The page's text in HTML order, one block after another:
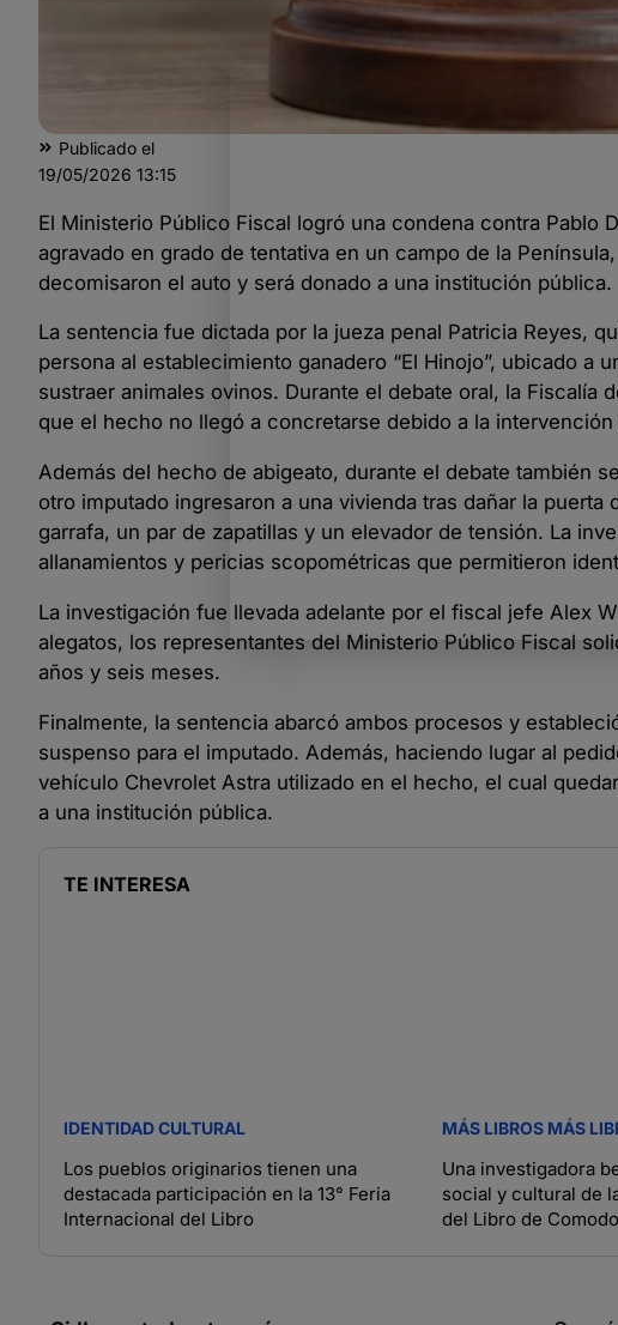
Publicado el
19/05/2026 13:15
El Ministerio Público Fiscal logró una condena contra Pablo
agravado en grado de tentativa en un campo de la
decomisaron el auto y será donado a una institución pública.
La sentencia fue dictada por la jueza penal Patricia Reyes,
persona al establecimiento ganadero “El Hinojo”, ubicado
sustraer animales ovinos. Durante el debate oral, la Fiscalía
que el hecho no llegó a concretarse debido a la
Además del hecho de abigeato, durante el debate también
otro imputado ingresaron a una vivienda tras dañar la
garrafa, un par de zapatillas y un elevador de tensión. La
allanamientos y pericias scopométricas que permitieron
La investigación fue llevada adelante por el fiscal jefe Alex
alegatos, los representantes del Ministerio Público Fiscal
años y seis meses.
Finalmente, la sentencia abarcó ambos procesos y
suspenso para el imputado. Además, haciendo lugar al
vehículo Chevrolet Astra utilizado en el hecho, el cual
a una institución pública.
TE INTERESA
IDENTIDAD CULTURAL
Los pueblos originarios tienen una
destacada participación en la 13° Feria
Internacional del Libro
MÁS LIBROS MÁS
Una investigadora
social y cultural de
del Libro de